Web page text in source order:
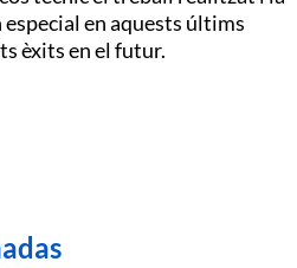
en aquests últims
èxits en el futur.